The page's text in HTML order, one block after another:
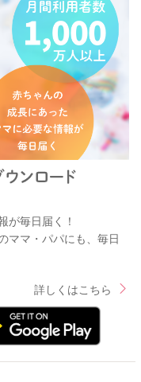
が毎日届く！
ママ・パパにも、毎日
詳しくはこちら